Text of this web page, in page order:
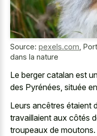
Source: pexels.com
dans la nature
Le berger catalan est
des Pyrénées, située
Leurs ancêtres étaient
travaillaient aux côtés
troupeaux de